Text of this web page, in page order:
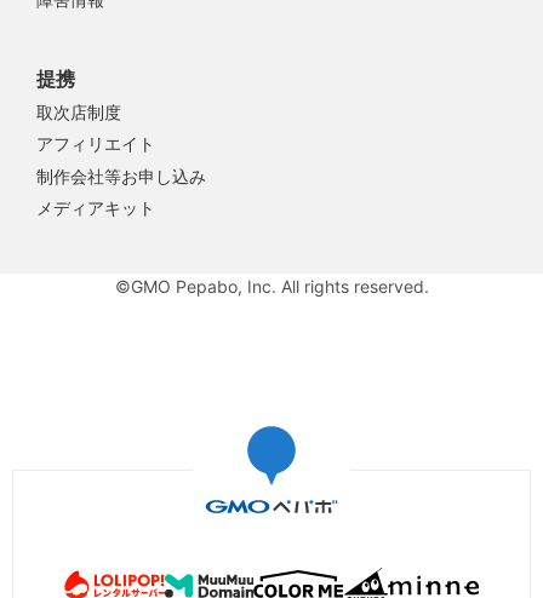
提携
取次店制度
アフィリエイト
制作会社等お申し込み
メディアキット
©GMO Pepabo, Inc. All rights reserved.